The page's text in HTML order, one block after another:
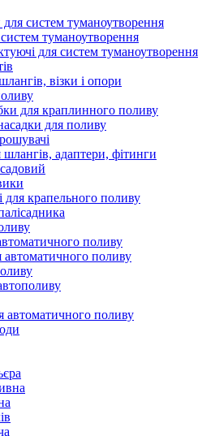
систем туманоутворення
туманоутворення
для систем туманоутворення
візки і опори
для краплинного поливу
для поливу
шлангів, адаптери, фітинги
для крапельного поливу
поливу
поливу
автоматичного поливу